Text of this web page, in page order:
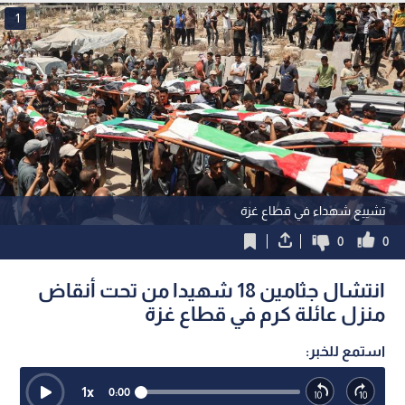
تشييع شهداء في قطاع غزة
1
0
0
انتشال جثامين 18 شهيدا من تحت أنقاض
منزل عائلة كرم في قطاع غزة
استمع للخبر:
0:00
1x